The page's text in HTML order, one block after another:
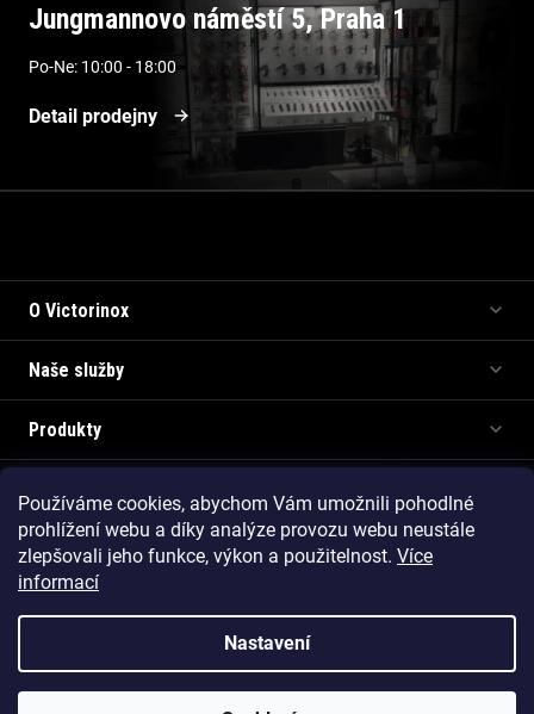
Používáme cookies, abychom Vám umožnili pohodlné
prohlížení webu a díky analýze provozu webu neustále
zlepšovali jeho funkce, výkon a použitelnost. Více
informací
Nastavení
Jungmannovo náměstí 5, Praha 1
Po-Ne: 10:00 - 18:00
Detail prodejny
O Victorinox
Naše služby
Produkty
Vytvořil Shoptet Premium
Copyright 2026 Victorinox.cz . Všechna práva vyhrazena.